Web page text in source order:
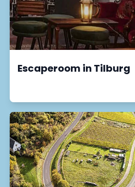
Escaperoom in Tilburg